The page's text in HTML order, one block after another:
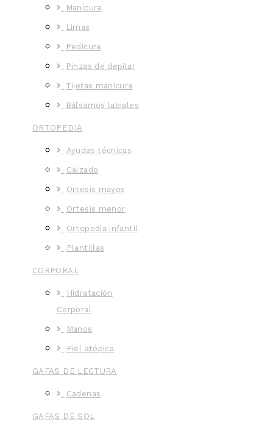
Manicura
Limas
Pedicura
Pinzas de depilar
Tijeras manicura
Bálsamos labiales
ORTOPEDIA
Ayudas técnicas
Calzado
Ortesis mayos
Ortesis menor
Ortopedia infantil
Plantillas
CORPORAL
Hidratación
Corporal
Manos
Piel atópica
GAFAS DE LECTURA
Cadenas
GAFAS DE SOL